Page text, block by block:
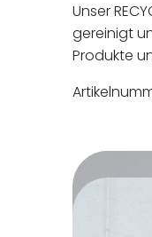
Unser
gereinigt
Produkte
Nicht
Nicht
Nicht
In